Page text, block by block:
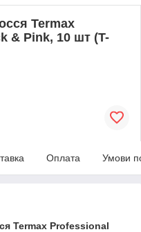
Termax
& Pink, 10 шт (T-
Оплата Умови
Termax Professional